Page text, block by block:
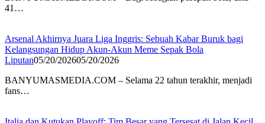
41…
Arsenal Akhirnya Juara Liga Inggris: Sebuah Kabar Buruk bagi
Kelangsungan Hidup Akun-Akun Meme Sepak Bola
Liputan05/20/202605/20/2026
BANYUMASMEDIA.COM – Selama 22 tahun terakhir, menjadi
fans…